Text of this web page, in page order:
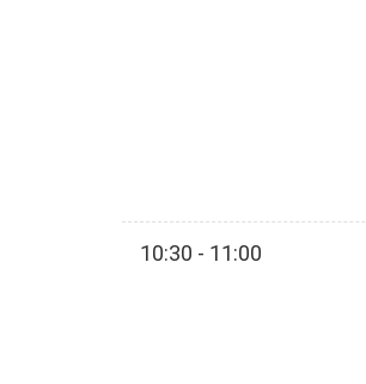
10:30 - 11:00